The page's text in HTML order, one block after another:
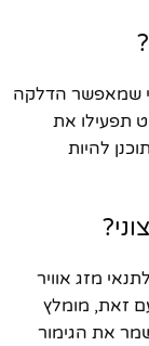
שמאפשר הדלקה
תפעילו את
להיות
מזג אוויר
זאת, מומלץ
את הגימור